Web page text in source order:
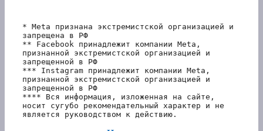
* Meta признана экстремистской организацией и
запрещена в РФ
** Facebook принадлежит компании Meta,
признанной экстремистской организацией и
запрещенной в РФ
*** Instagram принадлежит компании Meta,
признанной экстремистской организацией и
запрещенной в РФ
**** Вся информация, изложенная на сайте,
носит сугубо рекомендательный характер и не
является руководством к действию.